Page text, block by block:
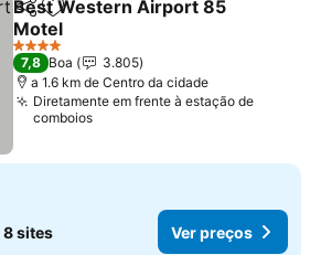
PartilharAdicionar aos favoritos
Best Western Airport 85
Motel
4 Estrelas
7,8 Boa
3.805
a 1.6 km de Centro da cidade
Diretamente em frente à estação de
comboios
8 sites Ver preços